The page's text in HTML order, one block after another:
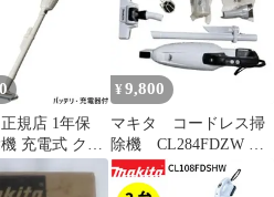
トリガスイッ
コードレス ハ
量 1.4kg 人気
務用 一人暮ら
車載 車用
電式 コードレス掃除機
クリーナー フロアカー
ペットノズル ヘッド セ
ット
規店 1年保
充電式 クリ
10.8V
セル式
¥ 9,800
マキタ コードレス掃
除機 CL284FDZW 中
古